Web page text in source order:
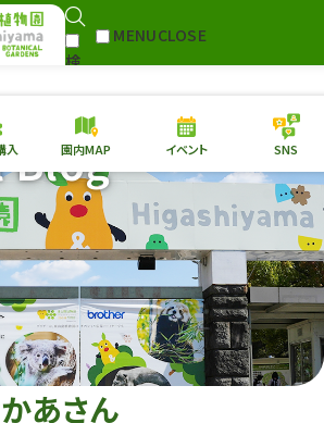
検
MENUCLOSE
本日の開園情報 チケ
園内MAP イベント
総合案内
動物園 植物園
再生プラン
東山動植物園
への支援
環境教育
入 園内MAP イベント SNS
Blog
あさん